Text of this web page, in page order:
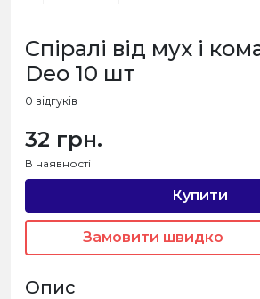
Спіралі від мух і
Deo 10 шт
0 відгуків
32 грн.
В наявності
Купити
Замовити швидко
Опис